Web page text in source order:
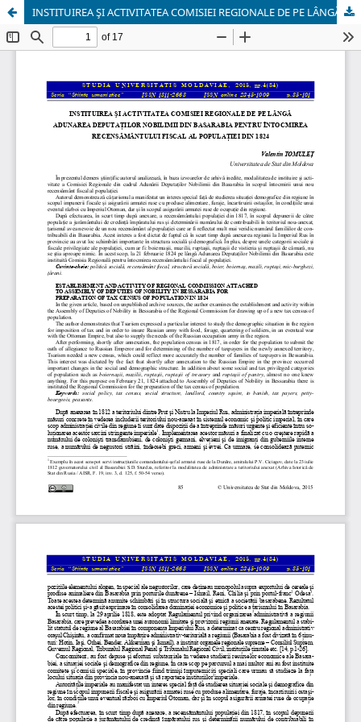
INSTITUIREA ŞI ACTIVITATEA COMISIEI REGIONALE DE PE LÂNGĂ ADUNAREA DEPUTAŢILOR NOBILIMII DIN BASARABIA PENTRU ÎNTOCMIREA RECENSĂMÂNTULUI FISCAL AL POPULAŢIEI DIN 1824